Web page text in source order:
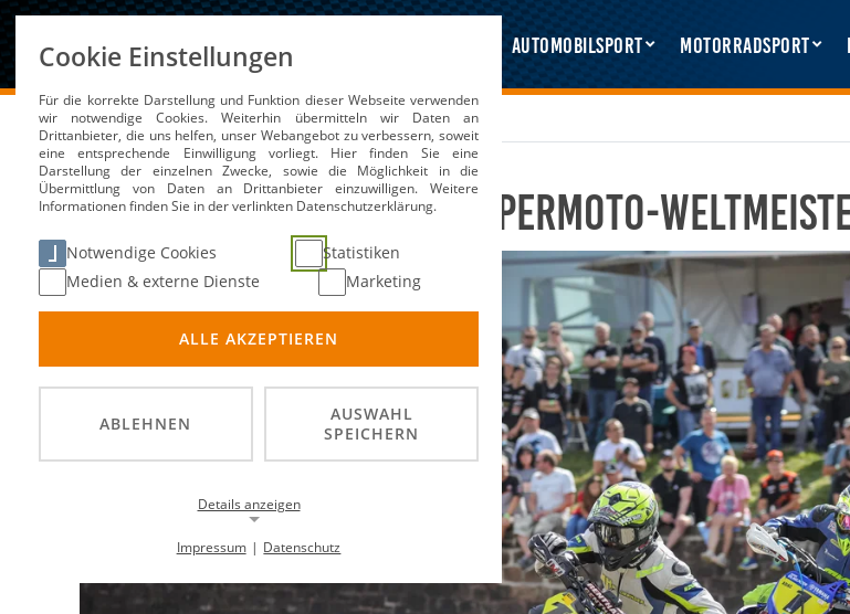
Automobilsport Motorradsport
DMSB Medien / Service News
St. Wendel bereit für SuperMoto-
02. Jun 2023
Cookie Einstellungen
Für die korrekte Darstellung und Funktion dieser Webseite verwenden
wir notwendige Cookies. Weiterhin übermitteln wir Daten an
Drittanbieter, die uns helfen, unser Webangebot zu verbessern, soweit
eine entsprechende Einwilligung vorliegt. Hier finden Sie eine
Darstellung der einzelnen Zwecke, sowie die Möglichkeit in die
Übermittlung von Daten an Drittanbieter einzuwilligen. Weitere
Informationen finden Sie in der verlinkten Datenschutzerklärung.
Notwendige Cookies
Statistiken
Medien & externe Dienste
Marketing
ALLE AKZEPTIEREN
ABLEHNEN
AUSWAHL
SPEICHERN
Details anzeigen
Notwendige Cookies ermöglichen die Kernfunktionalität einer
Website. Sie helfen dabei, die Website nutzbar zu machen, indem sie
Impressum | Datenschutz